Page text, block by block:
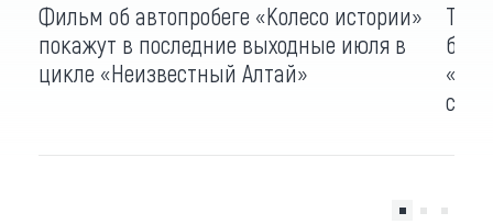
Фильм об автопробеге «Колесо истории»
покажут в последние выходные июля в
цикле «Неизвестный Алтай»